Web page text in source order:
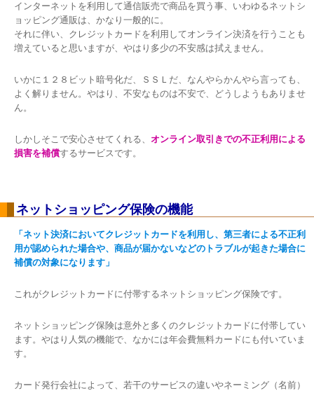
インターネットを利用して通信販売で商品を買う事、いわゆるネットシ
ョッピング通販は、かなり一般的に。
それに伴い、クレジットカードを利用してオンライン決済を行うことも
増えていると思いますが、やはり多少の不安感は拭えません。
いかに１２８ビット暗号化だ、ＳＳＬだ、なんやらかんやら言っても、
よく解りません。やはり、不安なものは不安で、どうしようもありませ
ん。
しかしそこで安心させてくれる、 オンライン取引きでの不正利用による
損害を補償するサービスです。
ネットショッピング保険の機能
「ネット決済においてクレジットカードを利用し、第三者による不正利
用が認められた場合や、商品が届かないなどのトラブルが起きた場合に
補償の対象になります」
これがクレジットカードに付帯するネットショッピング保険です。
ネットショッピング保険は意外と多くのクレジットカードに付帯してい
ます。やはり人気の機能で、なかには年会費無料カードにも付いていま
す。
カード発行会社によって、若干のサービスの違いやネーミング（名前）